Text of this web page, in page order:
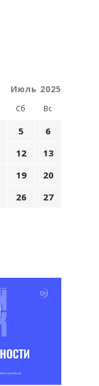
Июль 2025
Сб Вс
5
6
12
13
19
20
26
27